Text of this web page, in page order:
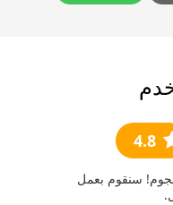
4.8
هنا؟ قدم لنا تصنيف 5 نجوم! سنقوم بعمل